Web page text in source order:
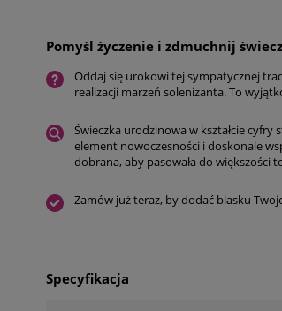
Pomyśl życzenie i zdmuchnij
Oddaj się urokowi tej sympatycznej
realizacji marzeń solenizanta. To
Świeczka urodzinowa w kształcie
element nowoczesności i doskonale
dobrana, aby pasowała do większości
Zamów już teraz, by dodać blasku
Specyfikacja